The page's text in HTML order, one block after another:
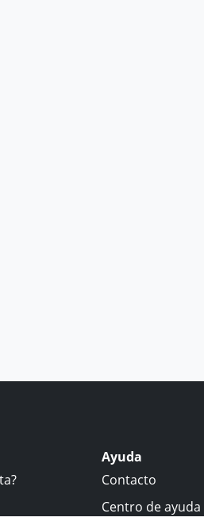
Ayuda
Contacto
Centro de ayuda